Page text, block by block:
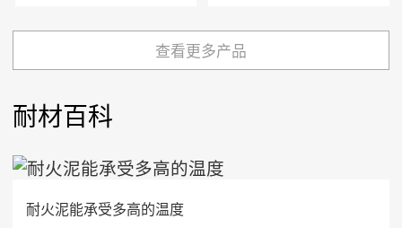
查看更多产品
耐材百科
耐火泥能承受多高的温度